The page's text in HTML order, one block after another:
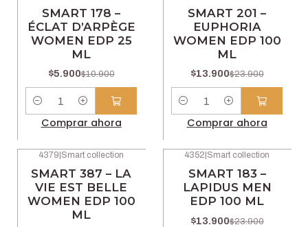
SMART 178 –
ÉCLAT D’ARPÈGE
WOMEN EDP 25
ML
$5.900$10.900
Comprar ahora
SMART 201 –
EUPHORIA
WOMEN EDP 100
ML
$13.900$23.900
Comprar ahora
4379 Smart collection
SMART 387 – LA
VIE EST BELLE
WOMEN EDP 100
ML
4352 Smart collection
SMART 183 –
LAPIDUS MEN
EDP 100 ML
$13.900$23.900